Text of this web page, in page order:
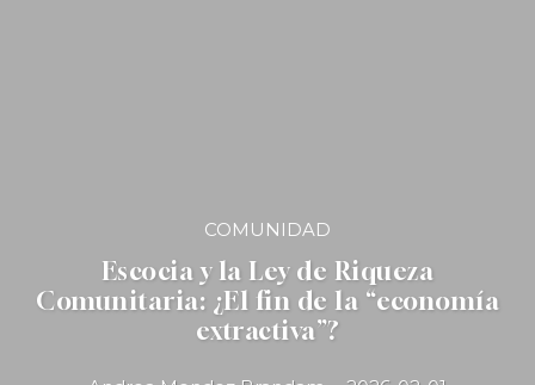
COMUNIDAD
Escocia y la Ley de Riqueza
Comunitaria: ¿El fin de la “economía
extractiva”?